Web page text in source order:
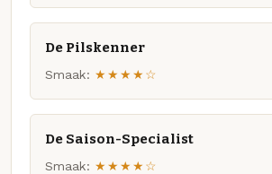
De Pilskenner
Smaak: ★★★★☆
De Saison-Specialist
Smaak: ★★★★☆